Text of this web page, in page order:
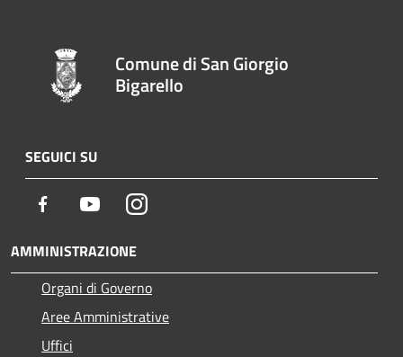
Comune di San Giorgio
Bigarello
SEGUICI SU
Facebook YoutubeInstagram
AMMINISTRAZIONE
Organi di Governo
Aree Amministrative
Uffici